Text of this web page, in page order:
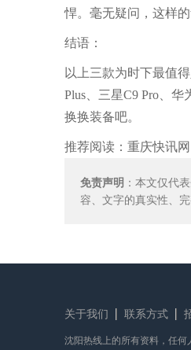
悍。毫无疑问，这样的
结语：
以上三款为时下最值
Plus、三星C9 Pro、
换换装备吧。
推荐阅读： 重庆快讯网
免责声明 ：本文仅代
容、文字的真实性、
关于我们 联系方式
沈阳热线上的所有资料，任